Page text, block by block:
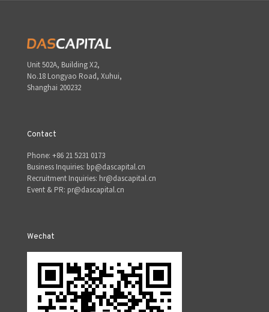
Unit 502A, Building X2,
No.18 Longyao Road, Xuhui,
Shanghai 200232
Contact
Phone: +86 21 5231 0173
Business Inquiries: bp@dascapital.cn
Recruitment Inquiries: hr@dascapital.cn
Event & PR: pr@dascapital.cn
Wechat